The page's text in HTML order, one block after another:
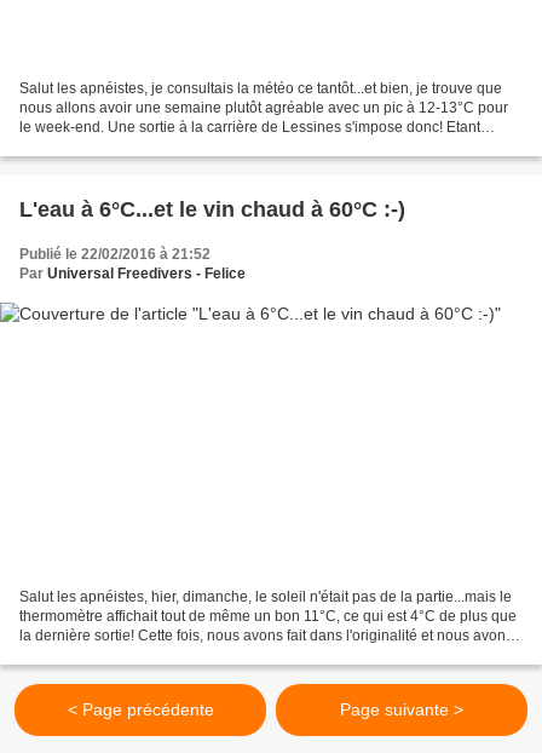
Salut les apnéistes, je consultais la météo ce tantôt...et bien, je trouve que
nous allons avoir une semaine plutôt agréable avec un pic à 12-13°C pour
le week-end. Une sortie à la carrière de Lessines s'impose donc! Etant
L'eau à 6°C...et le vin chaud à 60°C :-)
Publié le 22/02/2016 à 21:52
Par Universal Freedivers - Felice
Salut les apnéistes, hier, dimanche, le soleil n'était pas de la partie...mais le
thermomètre affichait tout de même un bon 11°C, ce qui est 4°C de plus que
la dernière sortie! Cette fois, nous avons fait dans l'originalité et nous avons
< Page précédente Page suivante >